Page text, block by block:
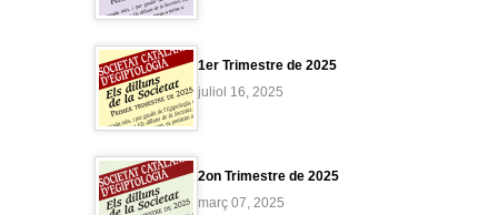
1er Trimestre de 2025
juliol 16, 2025
2on Trimestre de 2025
març 07, 2025